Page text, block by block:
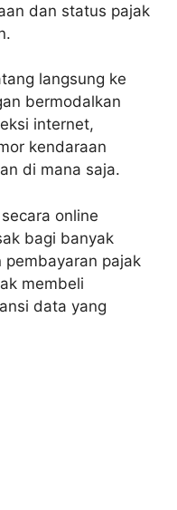
dan status pajak
langsung ke
bermodalkan
internet,
kendaraan
di mana saja.
online
bagi banyak
pembayaran pajak
membeli
data yang